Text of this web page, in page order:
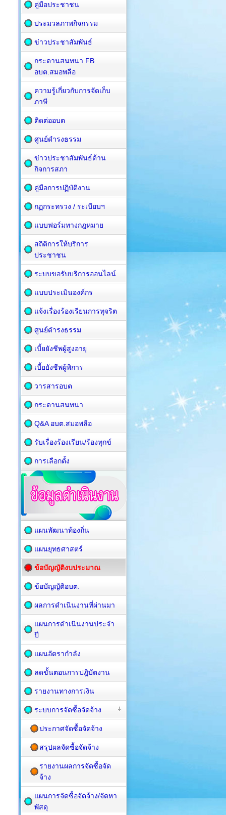
คู่มือประชาชน
ประมวลภาพกิจกรรม
ข่าวประชาสัมพันธ์
กระดานสนทนา FB
อบต.สมอพลือ
ความรู้เกี่ยวกับการจัดเก็บ
ภาษี
ติดต่ออบต
ศูนย์ดำรงธรรม
ข่าวประชาสัมพันธ์ด้าน
กิจการสภา
คู่มือการปฏิบัติงาน
กฏกระทรวง / ระเบียบฯ
แบบฟอร์มทางกฎหมาย
สถิติการให้บริการ
ประชาชน
ระบบขอรับบริการออนไลน์
แบบประเมินองค์กร
แจ้งเรื่องร้องเรียนการทุจริต
ศูนย์ดำรงธรรม
เบี้ยยังชีพผู้สูงอายุ
เบี้ยยังชีพผู้พิการ
วารสารอบต
กระดานสนทนา
Q&A อบต.สมอพลือ
รับเรื่องร้องเรียน/ร้องทุกข์
การเลือกตั้ง
แผนพัฒนาท้องถิ่น
แผนยุทธศาสตร์
ข้อบัญญัติงบประมาณ
ข้อบัญญัติอบต.
ผลการดำเนินงานที่ผ่านมา
แผนการดำเนินงานประจำ
ปี
แผนอัตรากำลัง
ลดขั้นตอนการปฎิบัตงาน
รายงานทางการเงิน
ระบบการจัดซื้อจัดจ้าง
ประกาศจัดซื้อจัดจ้าง
สรุปผลจัดซื้อจัดจ้าง
รายงานผลการจัดซื้อจัด
จ้าง
แผนการจัดซื้อ​จัดจ้าง/จัดหา
พัสดุ